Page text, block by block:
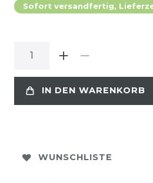
Sofort versandfertig,
IN DEN WARENKORB
WUNSCHLISTE